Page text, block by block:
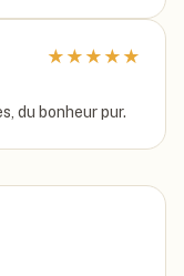
★ ★ ★ ★ ★
du bonheur pur.